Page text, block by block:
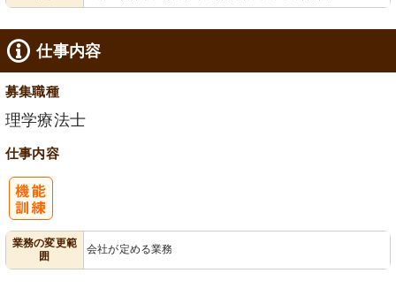
仕事内容
募集職種
理学療法士
仕事内容
業務の変更範
囲
会社が定める業務